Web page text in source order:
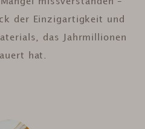
missverstanden –
der Einzigartigkeit und
das Jahrmillionen
hat.